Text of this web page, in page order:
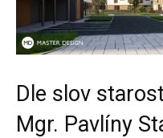
Dle slov
Mgr. Pavlíny